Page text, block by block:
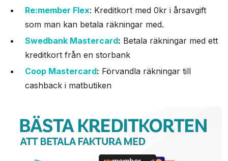
Re:member Flex: Kreditkort med 0kr i årsavgift
som man kan betala räkningar med.
Swedbank Mastercard: Betala räkningar med ett
kreditkort från en storbank
Coop Mastercard: Förvandla räkningar till
cashback i matbutiken